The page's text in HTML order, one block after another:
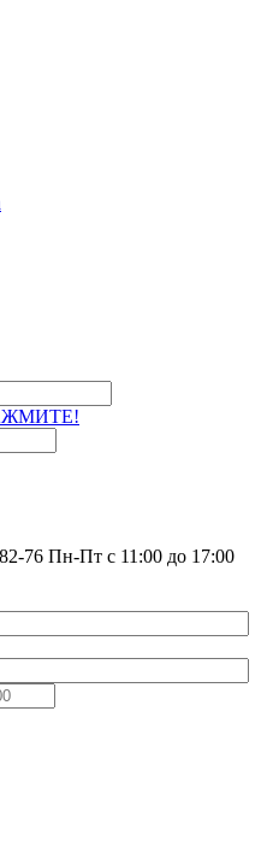
76 Пн-Пт с 11:00 до 17:00